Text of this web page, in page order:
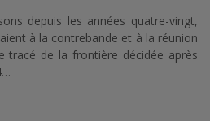
depuis les années quatre-vingt,
à la contrebande et à la réunion
tracé de la frontière décidée après